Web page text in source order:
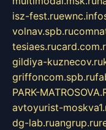
isz-fest.ruewnc.info
volnav.spb.ru
tesiaes.ru
gildiya-kuznecov.ru
griffoncom.spb.ru
PARK-
avtoyurist-
dg-lab.ruangrup.ru